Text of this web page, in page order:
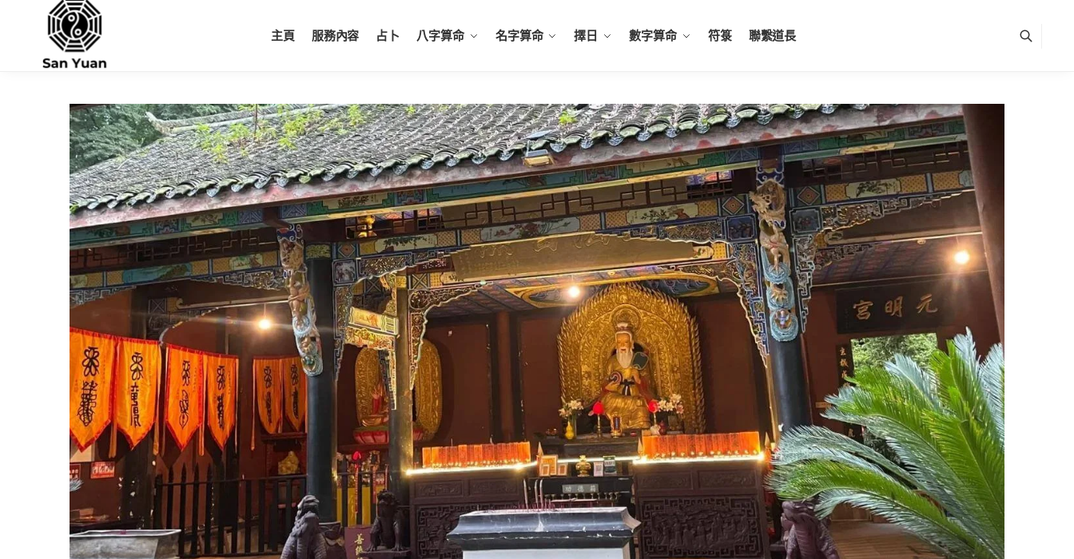
主頁 服務內容 占卜 八字算命 名字算命 擇日 數字算命 符箓 聯繫道長